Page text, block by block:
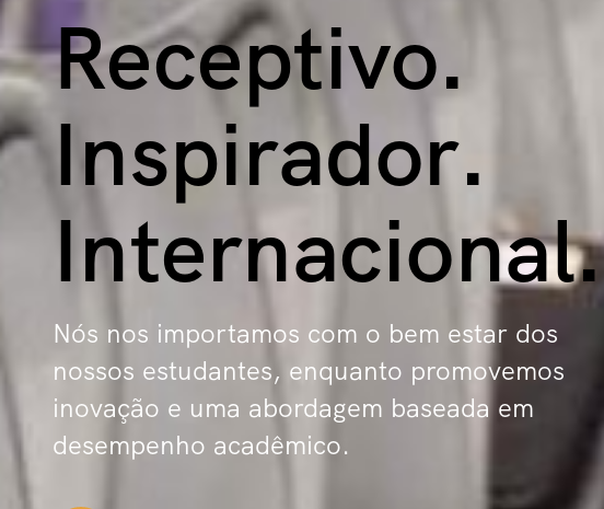
Receptivo.
Inspirador.
Internacional.
Nós nos importamos com o bem estar dos
nossos estudantes, enquanto promovemos
inovação e uma abordagem baseada em
desempenho acadêmico.